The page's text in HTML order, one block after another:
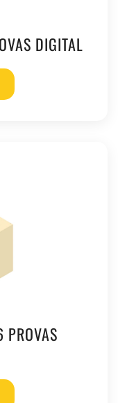
DIGITAL
PROVAS